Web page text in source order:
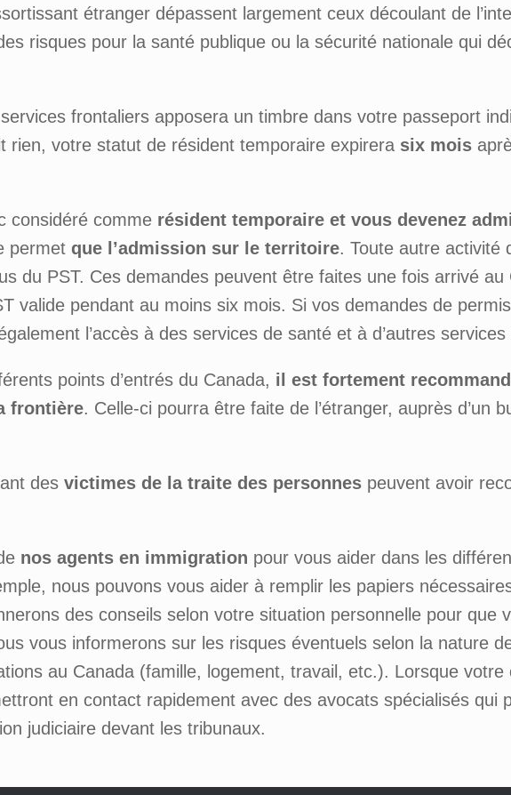
étranger dépassent largement ceux découlant de
risques pour la santé publique ou la sécurité nationale qui
frontaliers apposera un timbre dans votre passeport
rien, votre statut de résident temporaire expirera six mois
considéré comme résident temporaire et vous devenez
permet que l’admission sur le territoire. Toute autre activité
du PST. Ces demandes peuvent être faites une fois arrivé au
valide pendant au moins six mois. Si vos demandes de
l’accès à des services de santé et à d’autres services
points d’entrés du Canada, il est fortement
frontière. Celle-ci pourra être faite de l’étranger, auprès d’un
des victimes de la traite des personnes peuvent avoir
nos agents en immigration pour vous aider dans les
nous pouvons vous aider à remplir les papiers
des conseils selon votre situation personnelle pour que
vous informerons sur les risques éventuels selon la nature
au Canada (famille, logement, travail, etc.). Lorsque votre
en contact rapidement avec des avocats spécialisés qui
judiciaire devant les tribunaux.